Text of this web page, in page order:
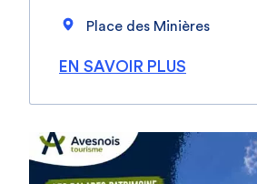
Place des Minières
EN SAVOIR PLUS